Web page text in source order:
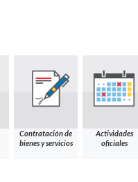
Contratación de
bienes y servicios
Actividades
oficiales